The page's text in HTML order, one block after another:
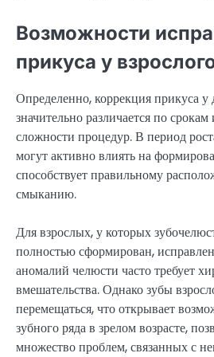
Возможности
прикуса у
Определенно, коррекция прикуса у
значительно различается по
сложности процедур. В период
могут активно влиять на
способствует правильному
смыканию.
Для взрослых, у которых
полностью сформирован,
аномалий челюсти часто требует
вмешательства. Однако зубы
перемещаться, что открывает
зубного ряда в зрелом возрасте,
множество проблем, связанных с